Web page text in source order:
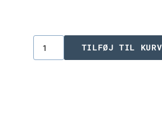
Pure
TILFØJ TIL KURV